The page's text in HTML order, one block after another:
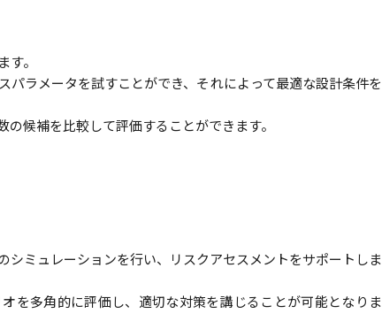
。
ラメータを試すことができ、それによって最適な設計条件を
候補を比較して評価することができます。
ミュレーションを行い、リスクアセスメントをサポートしま
を多角的に評価し、適切な対策を講じることが可能となりま